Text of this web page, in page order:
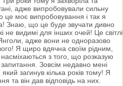
адже випробовували сильну
це моє випробовування і так я
Знаю, що це буде звучати дивно
не видимі для інших очей! Це світлі
адже вони не одноразово
Я щиро вдячна своїм рідним,
з того, що розказую
Зовсім недавно мені
загинув кілька років тому! Я
та він дав відповідь на них.